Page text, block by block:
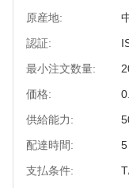
原産地:
認証:
最小注文数量:
価格:
供給能力:
配達時間:
支払条件: